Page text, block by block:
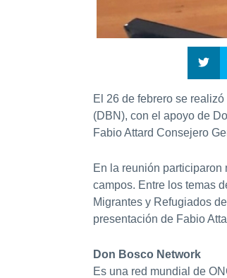
El 26 de febrero se
(DBN), con el apoyo de
Fabio Attard Consejero
En la reunión
campos. Entre los temas
Migrantes y Refugiados
presentación de Fabio
Don Bosco Network
Es una red mundial de